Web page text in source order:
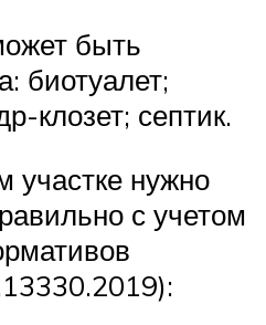
быть
биотуалет;
клозет; септик.
участке нужно
с учетом